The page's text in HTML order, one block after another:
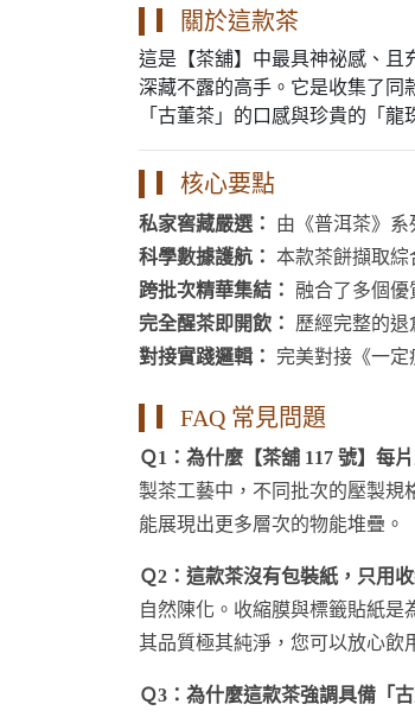
▎關於這款茶
這是【茶舖】中最具神祕感、且
深藏不露的高手。它是收集了同
「古董茶」的口感與珍貴的「
▎核心要點
私家窖藏嚴選：
由《普洱茶》
科學數據護航： 本款茶餅擷取綜
跨批次精華集結：
融合了多個優
完全醒茶即開飲：
歷經完整的
對接實踐邏輯：
完美對接《一
▎FAQ 常見問題
Ｑ1：為什麼【茶舖 117 號】每
製茶工藝中，不同批次的壓製規
能展現出更多層次的物能堆疊。
Ｑ2：這款茶沒有包裝紙，只用
自然陳化。收縮膜與標籤貼紙
其品質極其純淨，您可以放心飲
Ｑ3：為什麼這款茶強調具備「